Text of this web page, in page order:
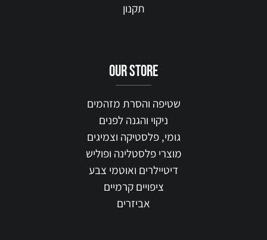
תקנון
our STORE
שטיפה והסרת מזהמים
ניקוי והגנה לפנים
גומי, פלסטיקה וצמיגים
מוצרי פלסטלינה ופוליש
דיטיילרים ואוטמי צבע
ציפויים קרמיים
אביזרים